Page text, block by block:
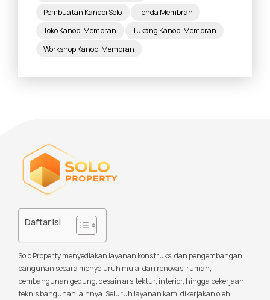
Pembuatan Kanopi Solo
Tenda Membran
Toko Kanopi Membran
Tukang Kanopi Membran
Workshop Kanopi Membran
Daftar Isi
Solo Property menyediakan layanan konstruksi dan pengembangan
bangunan secara menyeluruh mulai dari renovasi rumah,
pembangunan gedung, desain arsitektur, interior, hingga pekerjaan
teknis bangunan lainnya. Seluruh layanan kami dikerjakan oleh